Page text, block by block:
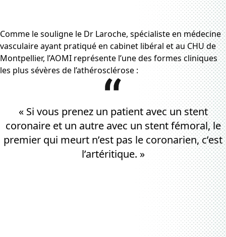
Comme le souligne le Dr Laroche, spécialiste en médecine
vasculaire ayant pratiqué en cabinet libéral et au CHU de
Montpellier, l’AOMI représente l’une des formes cliniques
les plus sévères de l’athérosclérose :
« Si vous prenez un patient avec un stent
coronaire et un autre avec un stent fémoral, le
premier qui meurt n’est pas le coronarien, c’est
l’artéritique. »